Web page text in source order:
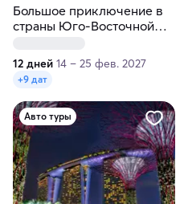
Большое приключение в
страны Юго-Восточной
12 дней 14 – 25 фев. 2027
+9 дат
Авто туры